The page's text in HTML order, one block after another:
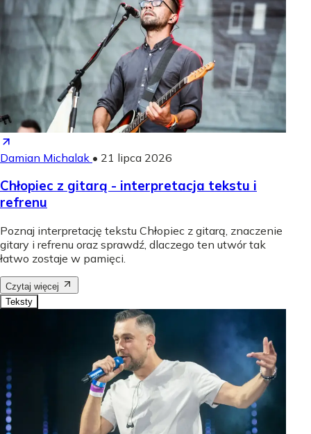
Damian Michalak • 21 lipca 2026
Chłopiec z gitarą - interpretacja tekstu i
refrenu
Poznaj interpretację tekstu Chłopiec z gitarą, znaczenie
gitary i refrenu oraz sprawdź, dlaczego ten utwór tak
łatwo zostaje w pamięci.
Czytaj więcej
Teksty